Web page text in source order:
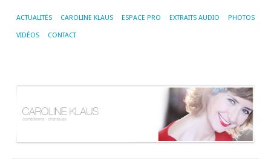
ACTUALITÉS CAROLINE KLAUS ESPACE PRO EXTRAITS AUDIO PHOTOS
VIDÉOS CONTACT